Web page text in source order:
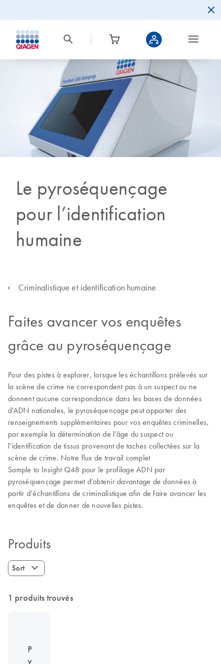
Le pyroséquençage
pour l’identification
humaine
Criminalistique et identification humaine
Faites avancer vos enquêtes
grâce au pyroséquençage
Pour des pistes à explorer, lorsque les échantillons prélevés sur
la scène de crime ne correspondent pas à un suspect ou ne
donnent aucune correspondance dans les bases de données
d’ADN nationales, le pyroséquençage peut apporter des
renseignements supplémentaires pour vos enquêtes criminelles,
par exemple la détermination de l’âge du suspect ou
l’identification de tissus provenant de taches collectées sur la
scène de crime. Notre flux de travail complet
Sample to Insight Q48 pour le profilage ADN par
pyroséquençage permet d’obtenir davantage de données à
partir d’échantillons de criminalistique afin de faire avancer les
enquêtes et de donner de nouvelles pistes.
Produits
Sort
1 produits trouvés
P
y